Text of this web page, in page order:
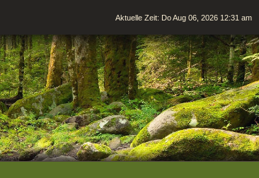
Aktuelle Zeit: Do Aug 06, 2026 12:31 am